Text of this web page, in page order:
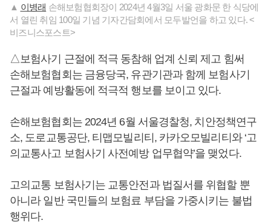
▲ 이병래 손해보험협회장이 2024년 4월3일 서울 광화문 한 식당에
서 열린 취임 100일 기념 기자간담회에서 모두발언을 하고 있다. <
비즈니스포스트>
△보험사기 근절에 적극 동참해 업계 신뢰 제고 힘써
손해보험협회는 금융당국, 유관기관과 함께 보험사기
근절과 예방활동에 적극적 행보를 보이고 있다.
손해보험협회는 2024년 6월 서울경찰청, 치안정책연구
소, 도로교통공단, 티맵모빌리티, 카카오모빌리티와 ‘고
의교통사고 보험사기 사전예방 업무협약’을 맺었다.
고의교통 보험사기는 교통안전과 법질서를 위협할 뿐
아니라 일반 국민들의 보험료 부담을 가중시키는 불법
행위다.